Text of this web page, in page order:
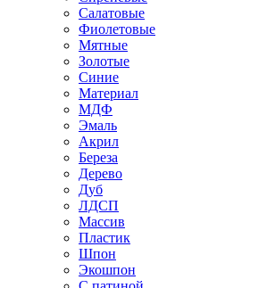
Салатовые
Фиолетовые
Мятные
Золотые
Синие
Материал
МДФ
Эмаль
Акрил
Береза
Дерево
Дуб
ЛДСП
Массив
Пластик
Шпон
Экошпон